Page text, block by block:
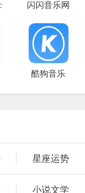
闪闪音乐网
酷狗音乐
星座运势
小说文学